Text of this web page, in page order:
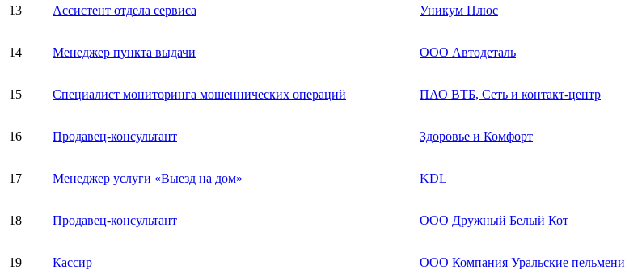
13 Ассистент отдела сервиса Уникум Плюс
14 Менеджер пункта выдачи ООО Автодеталь
15 Специалист мониторинга мошеннических операций ПАО ВТБ, Сеть и контакт-центр
16 Продавец-консультант Здоровье и Комфорт
17 Менеджер услуги «Выезд на дом» KDL
18 Продавец-консультант ООО Дружный Белый Кот
19 Кассир ООО Компания Уральские пельмени